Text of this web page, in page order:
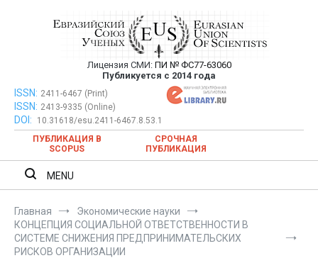
Евразийский Союз Ученых —
публикация научных статей в
ежемесячном научном журнале
Лицензия СМИ: ПИ № ФС77-63060
Публикуется с 2014 года
Евразийский Союз Ученых — публикация научных статей в
ежемесячном научном журнале
ISSN: 2411-6467 (Print)
ISSN: 2413-9335 (Online)
DOI:
10.31618/esu.2411-6467.8.53.1
ПУБЛИКАЦИЯ В
SCOPUS
СРОЧНАЯ
ПУБЛИКАЦИЯ
MENU
Главная
Экономические науки
КОНЦЕПЦИЯ СОЦИАЛЬНОЙ ОТВЕТСТВЕННОСТИ В
СИСТЕМЕ СНИЖЕНИЯ ПРЕДПРИНИМАТЕЛЬСКИХ
РИСКОВ ОРГАНИЗАЦИИ